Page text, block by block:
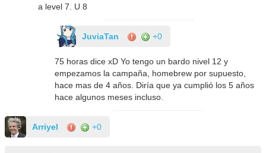
a level 7. U 8
JuviaTan +0
75 horas dice xD Yo tengo un bardo nivel 12 y
empezamos la campaña, homebrew por supuesto,
hace mas de 4 años. Diría que ya cumplió los 5 años
hace algunos meses incluso.
Arriyel +0